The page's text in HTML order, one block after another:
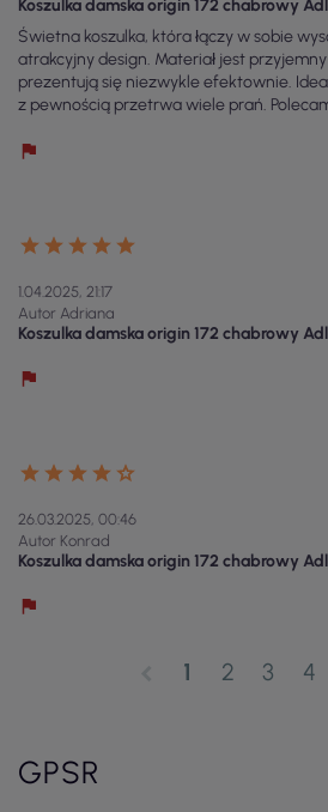
Koszulka damska origin 172 chabrowy
Świetna koszulka, która łączy w sobie
atrakcyjny design. Materiał jest
prezentują się niezwykle efektownie.
z pewnością przetrwa wiele prań.
1.04.2025, 21:17
Autor Adriana
Koszulka damska origin 172 chabrowy
26.03.2025, 00:46
Autor Konrad
Koszulka damska origin 172 chabrowy
1 2 3 4
GPSR